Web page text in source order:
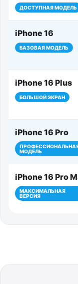
ДОСТУПНАЯ МОДЕЛЬ
iPhone 16
БАЗОВАЯ МОДЕЛЬ
iPhone 16 Plus
БОЛЬШОЙ ЭКРАН
iPhone 16 Pro
МОДЕЛЬ
iPhone 16 Pro
МАКСИМАЛЬНАЯ
ВЕРСИЯ